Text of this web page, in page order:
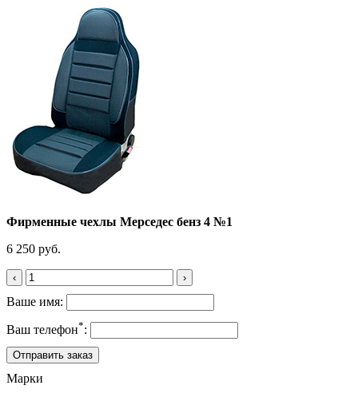
Фирменные чехлы Мерседес бенз 4 №1
6 250 руб.
‹ ›
Ваше имя:
Ваш телефон*:
Марки